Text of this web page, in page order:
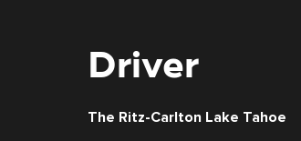
Driver
The Ritz-Carlton Lake Tahoe